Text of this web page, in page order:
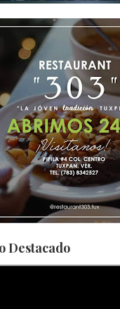
Destacado